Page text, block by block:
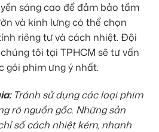
sáng cao để đảm bảo tầm
và kính lưng có thể chọn
riêng tư và cách nhiệt. Đội
tôi tại TPHCM sẽ tư vấn
gói phim ưng ý nhất.
Tránh sử dụng các loại phim
rõ nguồn gốc. Những sản
số cách nhiệt kém, nhanh